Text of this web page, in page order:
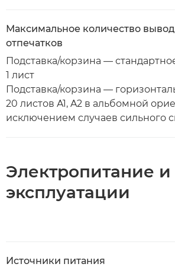
Максимальное количество
отпечатков
Подставка/корзина —
1 лист
Подставка/корзина —
20 листов A1, A2 в альбомной
исключением случаев сильного
Электропитание и
эксплуатации
Источники питания